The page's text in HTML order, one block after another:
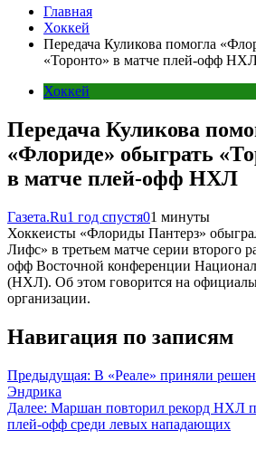
Главная
Хоккей
Передача Куликова помогла
«Торонто» в матче плей-офф
Хоккей
Передача Куликова
«Флориде» обыграть
в матче плей-офф НХЛ
Газета.Ru1 год спустя01 минуты
Хоккеисты «Флориды Пантерз»
Лифс» в третьем матче серии второго
офф Восточной конференции
(НХЛ). Об этом говорится на
организации.
Навигация по записям
Предыдущая: В «Реале» приняли
Эндрика
Далее: Маршан повторил рекорд НХЛ
плей-офф среди левых нападающих